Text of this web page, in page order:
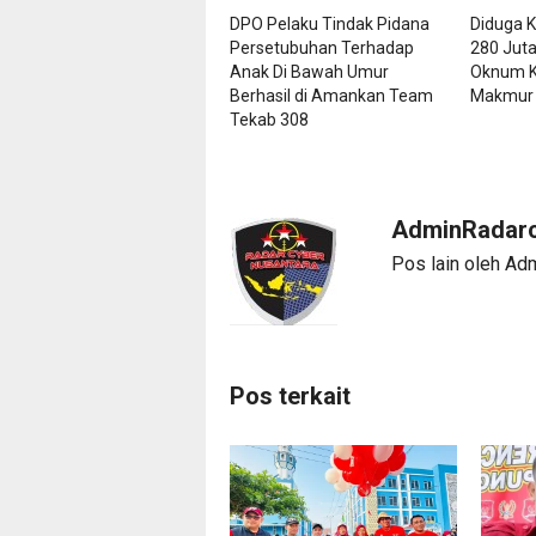
DPO Pelaku Tindak Pidana
Persetubuhan Terhadap
Anak Di Bawah Umur
Berhasil di Amankan Team
Tekab 308
Diduga
280
Oknum
Makmur
Pos lain oleh
Pos terkait